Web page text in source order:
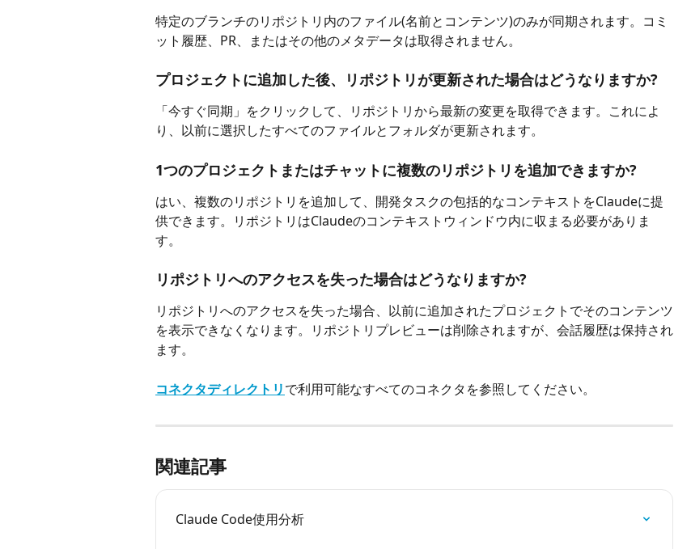
特定のブランチのリポジトリ内のファイル(名前とコンテンツ)のみが同期されます。コミ
ット履歴、PR、またはその他のメタデータは取得されません。
プロジェクトに追加した後、リポジトリが更新された場合はどうなりますか?
「今すぐ同期」をクリックして、リポジトリから最新の変更を取得できます。これによ
り、以前に選択したすべてのファイルとフォルダが更新されます。
1つのプロジェクトまたはチャットに複数のリポジトリを追加できますか?
はい、複数のリポジトリを追加して、開発タスクの包括的なコンテキストをClaudeに提
供できます。リポジトリはClaudeのコンテキストウィンドウ内に収まる必要がありま
す。
リポジトリへのアクセスを失った場合はどうなりますか?
リポジトリへのアクセスを失った場合、以前に追加されたプロジェクトでそのコンテンツ
を表示できなくなります。リポジトリプレビューは削除されますが、会話履歴は保持され
ます。
コネクタディレクトリで利用可能なすべてのコネクタを参照してください。
関連記事
Claude Code使用分析